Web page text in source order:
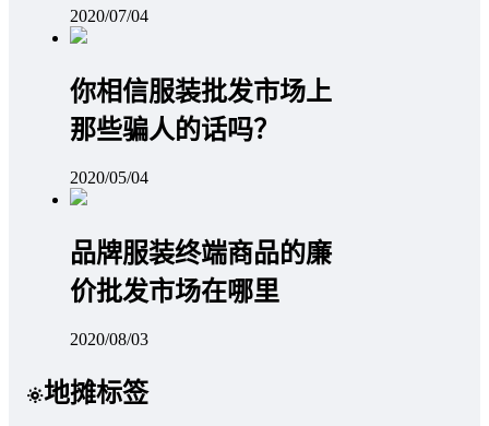
2020/07/04
你相信服装批发市场上
那些骗人的话吗？
2020/05/04
品牌服装终端商品的廉
价批发市场在哪里
2020/08/03
地摊标签